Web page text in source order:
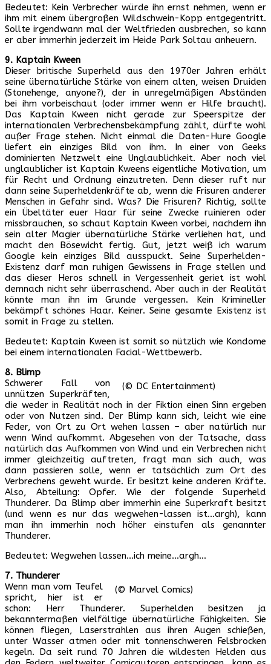
Bedeutet: Kein Verbrecher würde ihn ernst nehmen, wenn er
ihm mit einem übergroßen Wildschwein-Kopp entgegentritt.
Sollte irgendwann mal der Weltfrieden ausbrechen, so kann
er aber immerhin jederzeit im Heide Park Soltau anheuern.
9. Kaptain Kween
Dieser britische Superheld aus den 1970er Jahren erhält
seine übernatürliche Stärke von einem alten, weisen Druiden
(Stonehenge, anyone?), der in unregelmäßigen Abständen
bei ihm vorbeischaut (oder immer wenn er Hilfe braucht).
Das Kaptain Kween nicht gerade zur Speerspitze der
internationalen Verbrechensbekämpfung zählt, dürfte wohl
außer Frage stehen. Nicht einmal die Daten-Hure Google
liefert ein einziges Bild von ihm. In einer von Geeks
dominierten Netzwelt eine Unglaublichkeit. Aber noch viel
unglaublicher ist Kaptain Kweens eigentliche Motivation, um
für Recht und Ordnung einzutreten. Denn dieser ruft nur
dann seine Superheldenkräfte ab, wenn die Frisuren anderer
Menschen in Gefahr sind. Was? Die Frisuren? Richtig, sollte
ein Übeltäter euer Haar für seine Zwecke ruinieren oder
missbrauchen, so schaut Kaptain Kween vorbei, nachdem ihn
sein alter Magier übernatürliche Stärke verliehen hat, und
macht den Bösewicht fertig. Gut, jetzt weiß ich warum
Google kein einziges Bild ausspuckt. Seine Superhelden-
Existenz darf man ruhigen Gewissens in Frage stellen und
das dieser Heros schnell in Vergessenheit geriet ist wohl
demnach nicht sehr überraschend. Aber auch in der Realität
könnte man ihn im Grunde vergessen. Kein Krimineller
bekämpft schönes Haar. Keiner. Seine gesamte Existenz ist
somit in Frage zu stellen.
Bedeutet: Kaptain Kween ist somit so nützlich wie Kondome
bei einem internationalen Facial-Wettbewerb.
(© DC Entertainment)
8. Blimp
Schwerer Fall von
unnützen Superkräften,
die weder in Realität noch in der Fiktion einen Sinn ergeben
oder von Nutzen sind. Der Blimp kann sich, leicht wie eine
Feder, von Ort zu Ort wehen lassen – aber natürlich nur
wenn Wind aufkommt. Abgesehen von der Tatsache, dass
natürlich das Aufkommen von Wind und ein Verbrechen nicht
immer gleichzeitig auftreten, fragt man sich auch, was
dann passieren solle, wenn er tatsächlich zum Ort des
Verbrechens geweht wurde. Er besitzt keine anderen Kräfte.
Also, Abteilung: Opfer. Wie der folgende Superheld
Thunderer. Da Blimp aber immerhin eine Superkraft besitzt
(und wenn es nur das wegwehen-lassen ist…argh), kann
man ihn immerhin noch höher einstufen als genannter
Thunderer.
Bedeutet: Wegwehen lassen…ich meine…argh…
(© Marvel Comics)
7. Thunderer
Wenn man vom Teufel
spricht, hier ist er
schon: Herr Thunderer. Superhelden besitzen ja
bekanntermaßen vielfältige übernatürliche Fähigkeiten. Sie
können fliegen, Laserstrahlen aus ihren Augen schießen,
unter Wasser atmen oder mit tonnenschweren Felsbrocken
kegeln. Da seit rund 70 Jahren die wildesten Helden aus